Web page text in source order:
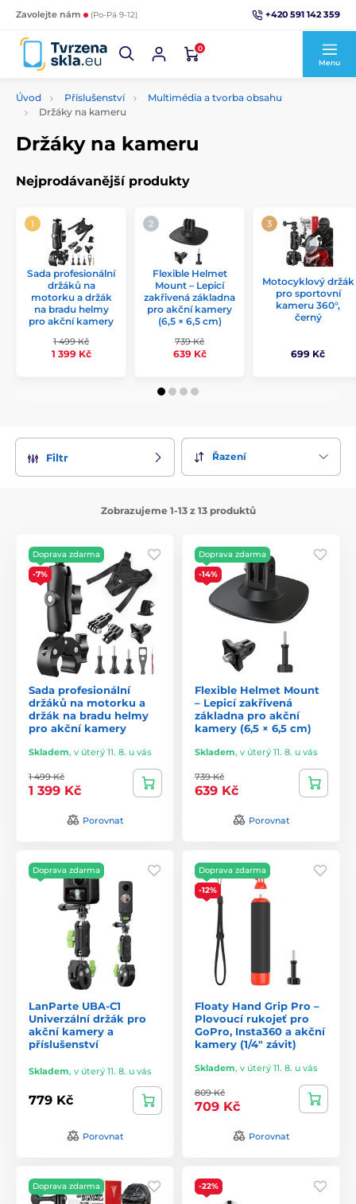
Zavolejte nám (Po-Pá 9-12) +420 591 142 359
0
Menu
Úvod Příslušenství
Multimédia a tvorba obsahu
Držáky na kameru
Držáky na kameru
Nejprodávanější produkty
Sada profesionální
držáků na
motorku a držák
na bradu helmy
pro akční kamery
1 499 Kč
1 399 Kč
Flexible Helmet
Mount – Lepicí
zakřivená základna
pro akční kamery
(6,5 × 6,5 cm)
739 Kč
639 Kč
Motocyklový držák
pro sportovní
kameru 360°,
černý
699 Kč
Filtr Řazení
Zobrazujeme 1-13 z 13 produktů
Doprava zdarma
-7%
Sada profesionální
držáků na motorku a
držák na bradu helmy
pro akční kamery
Skladem, v úterý 11. 8. u vás
1 499 Kč
1 399 Kč
Porovnat
Doprava zdarma
-14%
Flexible Helmet Mount
– Lepicí zakřivená
základna pro akční
kamery (6,5 × 6,5 cm)
Skladem, v úterý 11. 8. u vás
739 Kč
639 Kč
Porovnat
Doprava zdarma
LanParte UBA-C1
Univerzální držák pro
akční kamery a
příslušenství
Skladem, v úterý 11. 8. u vás
779 Kč
Porovnat
Doprava zdarma
-12%
Floaty Hand Grip Pro –
Plovoucí rukojeť pro
GoPro, Insta360 a akční
kamery (1/4" závit)
Skladem, v úterý 11. 8. u vás
809 Kč
709 Kč
Porovnat
Doprava zdarma -22%